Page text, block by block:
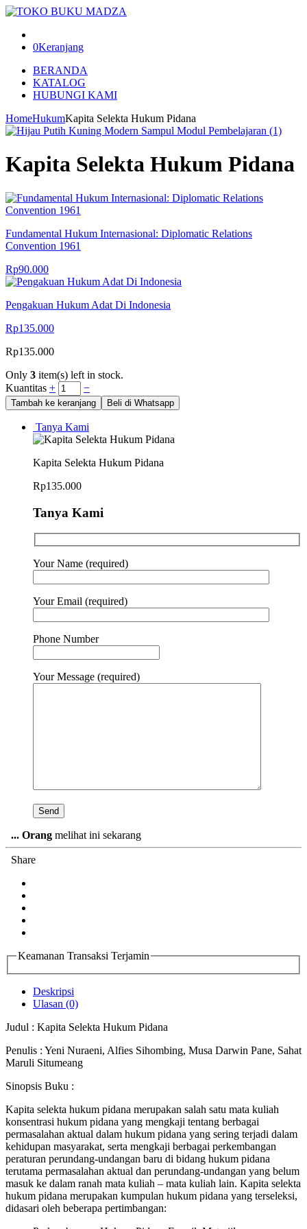
0Keranjang
BERANDA
KATALOG
HUBUNGI KAMI
HomeHukumKapita Selekta Hukum Pidana
Kapita Selekta Hukum Pidana
Fundamental Hukum Internasional: Diplomatic Relations
Convention 1961
Rp90.000
Pengakuan Hukum Adat Di Indonesia
Rp135.000
Rp135.000
Only 3 item(s) left in stock.
Kuantitas + −
Tambah ke keranjang Beli di Whatsapp
Tanya Kami
Kapita Selekta Hukum Pidana
Rp135.000
Tanya Kami
Your Name (required)
Your Email (required)
Phone Number
Your Message (required)
... Orang melihat ini sekarang
Share
Keamanan Transaksi Terjamin
Deskripsi
Ulasan (0)
Judul : Kapita Selekta Hukum Pidana
Penulis : Yeni Nuraeni, Alfies Sihombing, Musa Darwin Pane, Sahat
Maruli Situmeang
Sinopsis Buku :
Kapita selekta hukum pidana merupakan salah satu mata kuliah
konsentrasi hukum pidana yang mengkaji tentang berbagai
permasalahan aktual dalam hukum pidana yang sering terjadi dalam
kehidupan masyarakat, serta mengkaji berbagai perkembangan
peraturan perundang-undangan baru di bidang hukum pidana
terutama permasalahan aktual dan perundang-undangan yang belum
masuk ke dalam ranah mata kuliah – mata kuliah lain. Kapita selekta
hukum pidana merupakan kumpulan hukum pidana yang terseleksi,
didasari oleh beberapa pertimbangan: